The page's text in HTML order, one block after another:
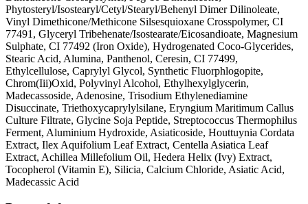
Phytosteryl/Isostearyl/Cetyl/Stearyl/Behenyl Dimer Dilinoleate,
Vinyl Dimethicone/Methicone Silsesquioxane Crosspolymer, CI
77491, Glyceryl Tribehenate/Isostearate/Eicosandioate, Magnesium
Sulphate, CI 77492 (Iron Oxide), Hydrogenated Coco-Glycerides,
Stearic Acid, Alumina, Panthenol, Ceresin, CI 77499,
Ethylcellulose, Caprylyl Glycol, Synthetic Fluorphlogopite,
Chrom(Iii)Oxid, Polyvinyl Alcohol, Ethylhexylglycerin,
Madecassoside, Adenosine, Trisodium Ethylenediamine
Disuccinate, Triethoxycaprylylsilane, Eryngium Maritimum Callus
Culture Filtrate, Glycine Soja Peptide, Streptococcus Thermophilus
Ferment, Aluminium Hydroxide, Asiaticoside, Houttuynia Cordata
Extract, Ilex Aquifolium Leaf Extract, Centella Asiatica Leaf
Extract, Achillea Millefolium Oil, Hedera Helix (Ivy) Extract,
Tocopherol (Vitamin E), Silicia, Calcium Chloride, Asiatic Acid,
Madecassic Acid